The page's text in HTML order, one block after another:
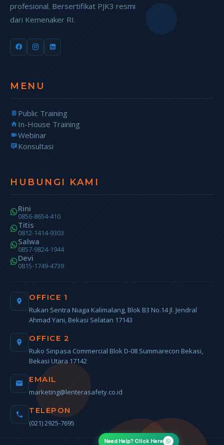
Need Help? Click Here
profesional. Bersertifikat PJK3 resmi
dari Kemenaker RI.
MENU
Public Training
In-House Training
Webinar
Konsultasi
HUBUNGI KAMI
Rini
0856-8654-410
Titis
0812-1414-9303
Salwa
0857-9824-1944
Devi
0815-1749-4739
OFFICE 1
Rukan Sentra Niaga Kalimalang, Blok B3 No.14 Jl. Jendral
Ahmad Yani, Bekasi Selatan 17143
OFFICE 2
Ruko Sinpasa Commercial Blok D-08 Summarecon Bekasi,
Bekasi Utara 17142
EMAIL
marketing@lenterasafety.co.id
TELEPON
(021) 2925-7695